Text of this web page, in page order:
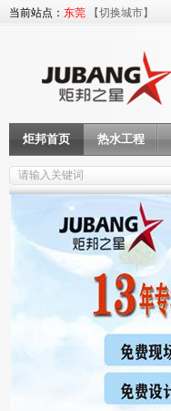
当前站点： 东莞 【切换城市】
炬邦首页 热水工程